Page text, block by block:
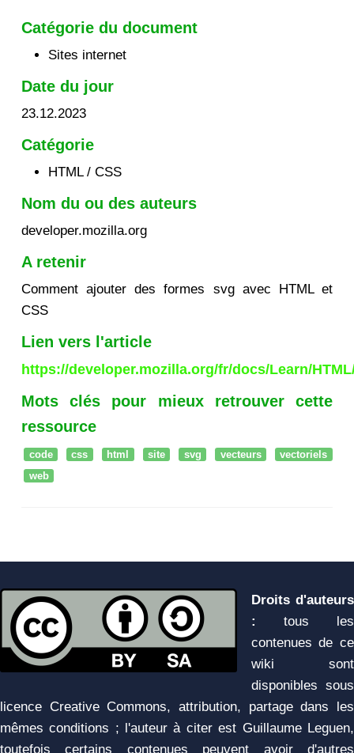
Catégorie du document
Sites internet
Date du jour
23.12.2023
Catégorie
HTML / CSS
Nom du ou des auteurs
developer.mozilla.org
A retenir
Comment ajouter des formes svg avec HTML et
CSS
Lien vers l'article
https://developer.mozilla.org/fr/docs/Learn/
Mots clés pour mieux retrouver cette
ressource
code css html site svg vecteurs
vectoriels
web
Droits d'auteurs
:
tous les
contenues de ce
wiki sont
disponibles sous
licence Creative Commons, attribution, partage dans les
mêmes conditions ; l'auteur à citer est Guillaume Leguen,
toutefois certains contenues peuvent avoir d'autres